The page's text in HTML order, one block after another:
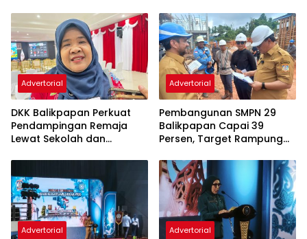
Advertorial
DKK Balikpapan Perkuat
Pendampingan Remaja
Lewat Sekolah dan
Advertorial
Pembangunan SMPN 29
Balikpapan Capai 39
Persen, Target Rampung
Advertorial Advertorial